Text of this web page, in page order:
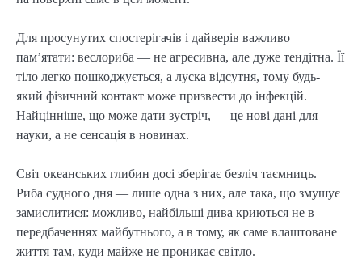
Для просунутих спостерігачів і дайверів важливо
пам’ятати: веслориба — не агресивна, але дуже тендітна. Її
тіло легко пошкоджується, а луска відсутня, тому будь-
який фізичний контакт може призвести до інфекцій.
Найцінніше, що може дати зустріч, — це нові дані для
науки, а не сенсація в новинах.
Світ океанських глибин досі зберігає безліч таємниць.
Риба судного дня — лише одна з них, але така, що змушує
замислитися: можливо, найбільші дива криються не в
передбаченнях майбутнього, а в тому, як саме влаштоване
життя там, куди майже не проникає світло.